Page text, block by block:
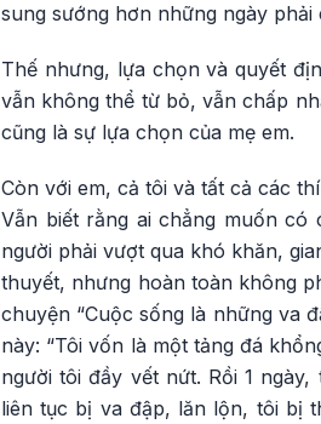
sung sướng hơn những ngày
Thế nhưng, lựa chọn và quyết
vẫn không thể từ bỏ, vẫn chấp
cũng là sự lựa chọn của mẹ em.
Còn với em, cả tôi và tất cả các
Vẫn biết rằng ai chẳng muốn
người phải vượt qua khó khăn,
thuyết, nhưng hoàn toàn không
chuyện “Cuộc sống là những va
này: “Tôi vốn là một tảng đá
người tôi đầy vết nứt. Rồi 1
liên tục bị va đập, lăn lộn, tôi bị